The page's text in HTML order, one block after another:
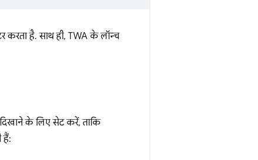
करता है. साथ ही, TWA के लॉन्च
दिखाने के लिए सेट करें, ताकि
हैं: